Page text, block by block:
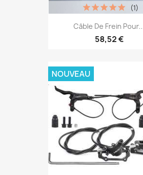
Câble De Frein
58,52 €
(1)
NOUVEAU